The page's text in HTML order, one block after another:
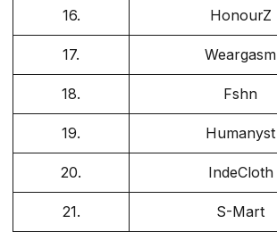
16. HonourZ
17. Weargasm
18. Fshn
19. Humanyst
20. IndeCloth
21. S-Mart